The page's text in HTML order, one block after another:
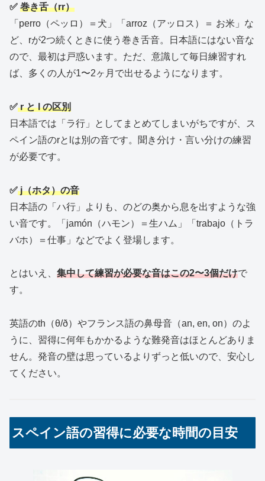
✅ 巻き舌（rr）
「perro（ペッロ）＝犬」「arroz（アッロス）＝ お米」な
ど、rが2つ続くときに使う巻き舌音。日本語にはない音な
ので、最初は戸惑います。ただ、意識して毎日練習すれ
ば、多くの人が1〜2ヶ月で出せるようになります。
✅r と l の区別
日本語では「ラ行」としてまとめてしまいがちですが、ス
ペイン語のrとlは別の音です。聞き分け・言い分けの練習
が必要です。
✅j（ホタ）の音
日本語の「ハ行」よりも、のどの奥から息を出すような強
い音です。「jamón（ハモン）＝生ハム」「trabajo（トラ
バホ）＝仕事」などでよく登場します。
とはいえ、 集中して練習が必要な音はこの2〜3個だけで
す。
英語のth（θ/ð）やフランス語の鼻母音（an, en, on）のよ
うに、習得に何年もかかるような難発音はほとんどありま
せん。発音の壁は思っているよりずっと低いので、安心し
てください。
スペイン語の習得に必要な時間の目安